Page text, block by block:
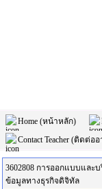
Home (หน้าหลัก)
Contact Teacher (ติดต่อ
3602808 การออกแบบและ
ข้อมูลทางธุรกิจดิจิทัล